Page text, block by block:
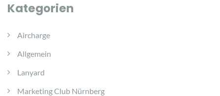
Kategorien
Aircharge
Allgemein
Lanyard
Marketing Club Nürnberg